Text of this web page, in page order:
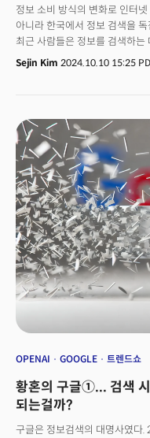
정보 소비 방식의 변화로 인터
아니라 한국에서 정보 검색을
최근 사람들은 정보를 검색하는
챗봇을 통한 질문으로 정보를 찾
점유율을 잃으면 구글 검색에
대응해야 할까?
Sejin Kim 2024.10.10 15:25
OPENAI GOOGLE 트렌드쇼
황혼의 구글①... 검색 시
되는걸까?
구글은 정보검색의 대명사였다.